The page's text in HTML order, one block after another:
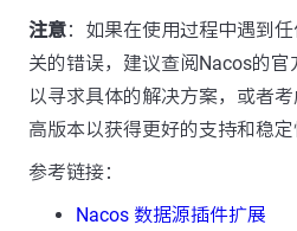
注意：如果在使用过程中遇到
关的错误，建议查阅Nacos的官
以寻求具体的解决方案，或者
高版本以获得更好的支持和稳定
参考链接：
Nacos 数据源插件扩展